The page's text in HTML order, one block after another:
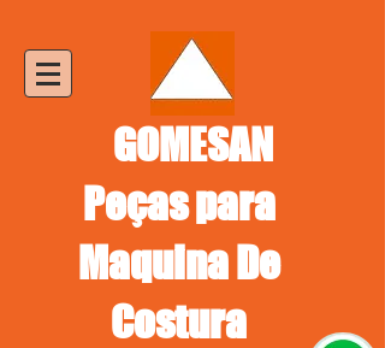
GOMESAN
Peças para
Maquina De
Costura